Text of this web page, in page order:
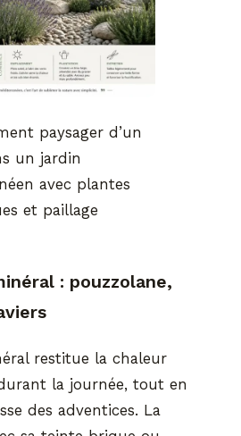
paysager d’un
un jardin
avec plantes
et paillage
: pouzzolane,
restitue la chaleur
la journée, tout en
des adventices. La